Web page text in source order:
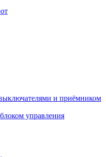
и приёмником
управления